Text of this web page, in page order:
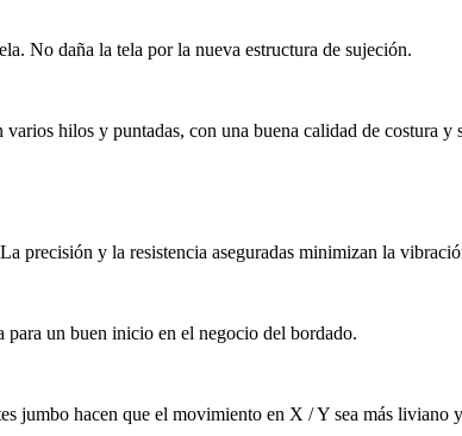
No daña la tela por la nueva estructura de sujeción.
hilos y puntadas, con una buena calidad de costura y
precisión y la resistencia aseguradas minimizan la
para un buen inicio en el negocio del bordado.
jumbo hacen que el movimiento en X / Y sea más liviano